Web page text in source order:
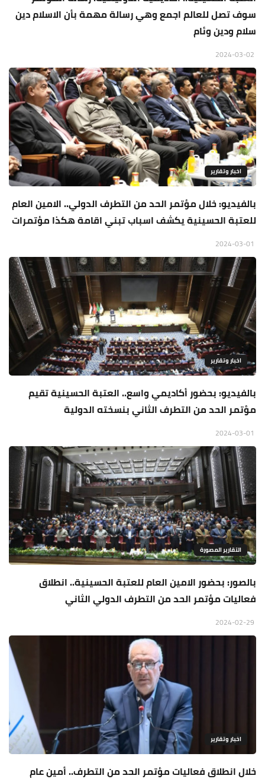
سوف تصل للعالم اجمع وهي رسالة مهمة بأن الاسلام دين
سلام ودين وئام
اخبار وتقارير
بالفيديو: خلال مؤتمر الحد من التطرف الدولي.. الامين العام
للعتبة الحسينية يكشف اسباب تبني اقامة هكذا مؤتمرات
اخبار وتقارير
بالفيديو: بحضور أكاديمي واسع.. العتبة الحسينية تقيم
مؤتمر الحد من التطرف الثاني بنسخته الدولية
التقارير المصورة
بالصور: بحضور الامين العام للعتبة الحسينية.. انطلاق
فعاليات مؤتمر الحد من التطرف الدولي الثاني
اخبار وتقارير
خلال انطلاق فعاليات مؤتمر الحد من التطرف.. أمين عام